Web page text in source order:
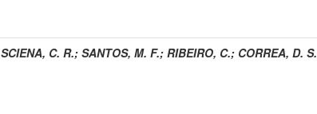
SCIENA, C. R.; SANTOS, M. F.; RIBEIRO, C.; CORREA, D. S.